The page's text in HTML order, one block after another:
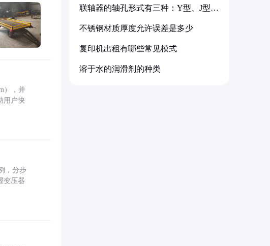
），并
用户快
，分步
变压器
联轴器的轴孔形式有三种：Y型、J型、
不锈钢材质厚度允许误差是多少
复印机出租有哪些常见模式
溶于水的润滑剂的种类